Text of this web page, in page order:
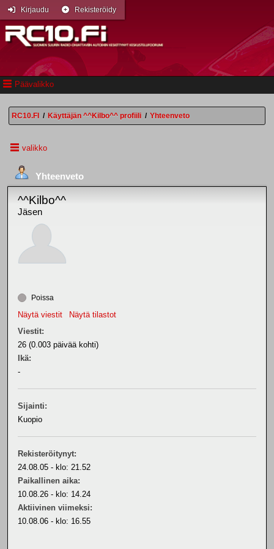
Päävalikko
Kirjaudu Rekisteröidy
RC10.FI / Käyttäjän ^^Kilbo^^ profiili / Yhteenveto
valikko
Yhteenveto
^^Kilbo^^
Jäsen
Poissa
Näytä viestit
Näytä tilastot
Viestit:
26 (0.003 päivää kohti)
Ikä:
-
Sijainti:
Kuopio
Rekisteröitynyt:
24.08.05 - klo: 21.52
Paikallinen aika:
10.08.26 - klo: 14.24
Aktiivinen viimeksi:
10.08.06 - klo: 16.55